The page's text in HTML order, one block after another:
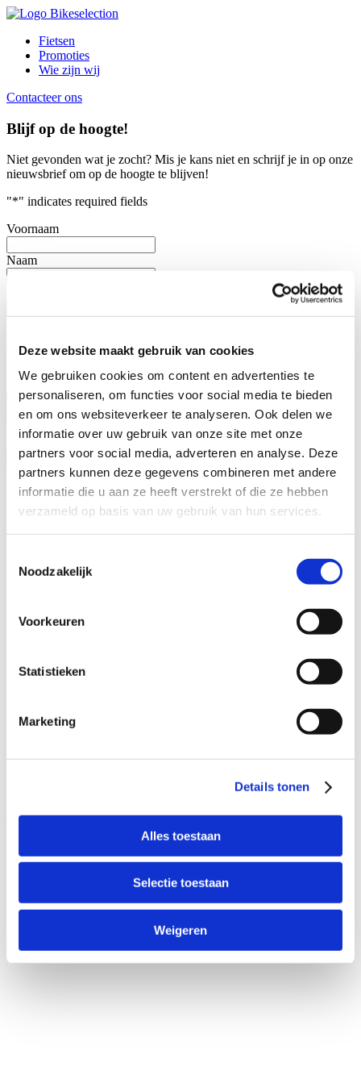
Deze website maakt gebruik van cookies
We gebruiken cookies om content en advertenties te
personaliseren, om functies voor social media te bieden
en om ons websiteverkeer te analyseren. Ook delen we
informatie over uw gebruik van onze site met onze
partners voor social media, adverteren en analyse. Deze
partners kunnen deze gegevens combineren met andere
informatie die u aan ze heeft verstrekt of die ze hebben
verzameld op basis van uw gebruik van hun services.
Noodzakelijk
Voorkeuren
Statistieken
Marketing
Details tonen
Alles toestaan
Selectie toestaan
Weigeren
Fietsen
Promoties
Wie zijn wij
Contacteer ons
Blijf op de hoogte!
Niet gevonden wat je zocht? Mis je kans niet en schrijf je in op onze
nieuwsbrief om op de hoogte te blijven!
"*" indicates required fields
Voornaam
Naam
Door dit vakje aan te vinken, heb ik de verzameling en het
gebruik van mijn persoonlijke gegevens zoals beschreven in de
Privacyverklaringgelezen en begrepen*
Bikeselection
Fietsen
Leasing – Lease-a-Bike
LAKA – Verzekering
Gebruiksvoorwaarden
Adresgegevens
2940 Stabroek
email: info@bikeselection.be